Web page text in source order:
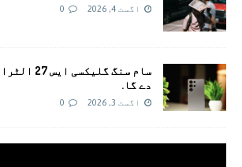
اگست 4, 2026 0
سام سنگ
دے گا.
اگست 3, 2026 0